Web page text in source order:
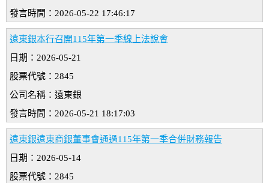
發言時間：2026-05-22 17:46:17
遠東銀本行召開115年第一季線上法說會
日期：2026-05-21
股票代號：2845
公司名稱：遠東銀
發言時間：2026-05-21 18:17:03
遠東銀遠東商銀董事會通過115年第一季合併財務報告
日期：2026-05-14
股票代號：2845